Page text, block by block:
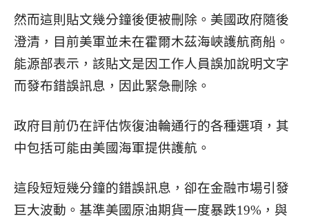
然而這則貼文幾分鐘後便被刪除。美國政府隨後
澄清，目前美軍並未在霍爾木茲海峽護航商船。
能源部表示，該貼文是因工作人員誤加說明文字
而發布錯誤訊息，因此緊急刪除。
政府目前仍在評估恢復油輪通行的各種選項，其
中包括可能由美國海軍提供護航。
這段短短幾分鐘的錯誤訊息，卻在金融市場引發
巨大波動。基準美國原油期貨一度暴跌19%，與